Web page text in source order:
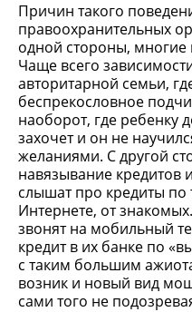
Причин такого
правоохранительных
одной стороны, многие
Чаще всего
авторитарной семьи,
беспрекословное
наоборот, где ребенку
захочет и он не
желаниями. С другой
навязывание кредитов
слышат про кредиты
Интернете, от
звонят на мобильный
кредит в их банке по
с таким большим
возник и новый вид
сами того не